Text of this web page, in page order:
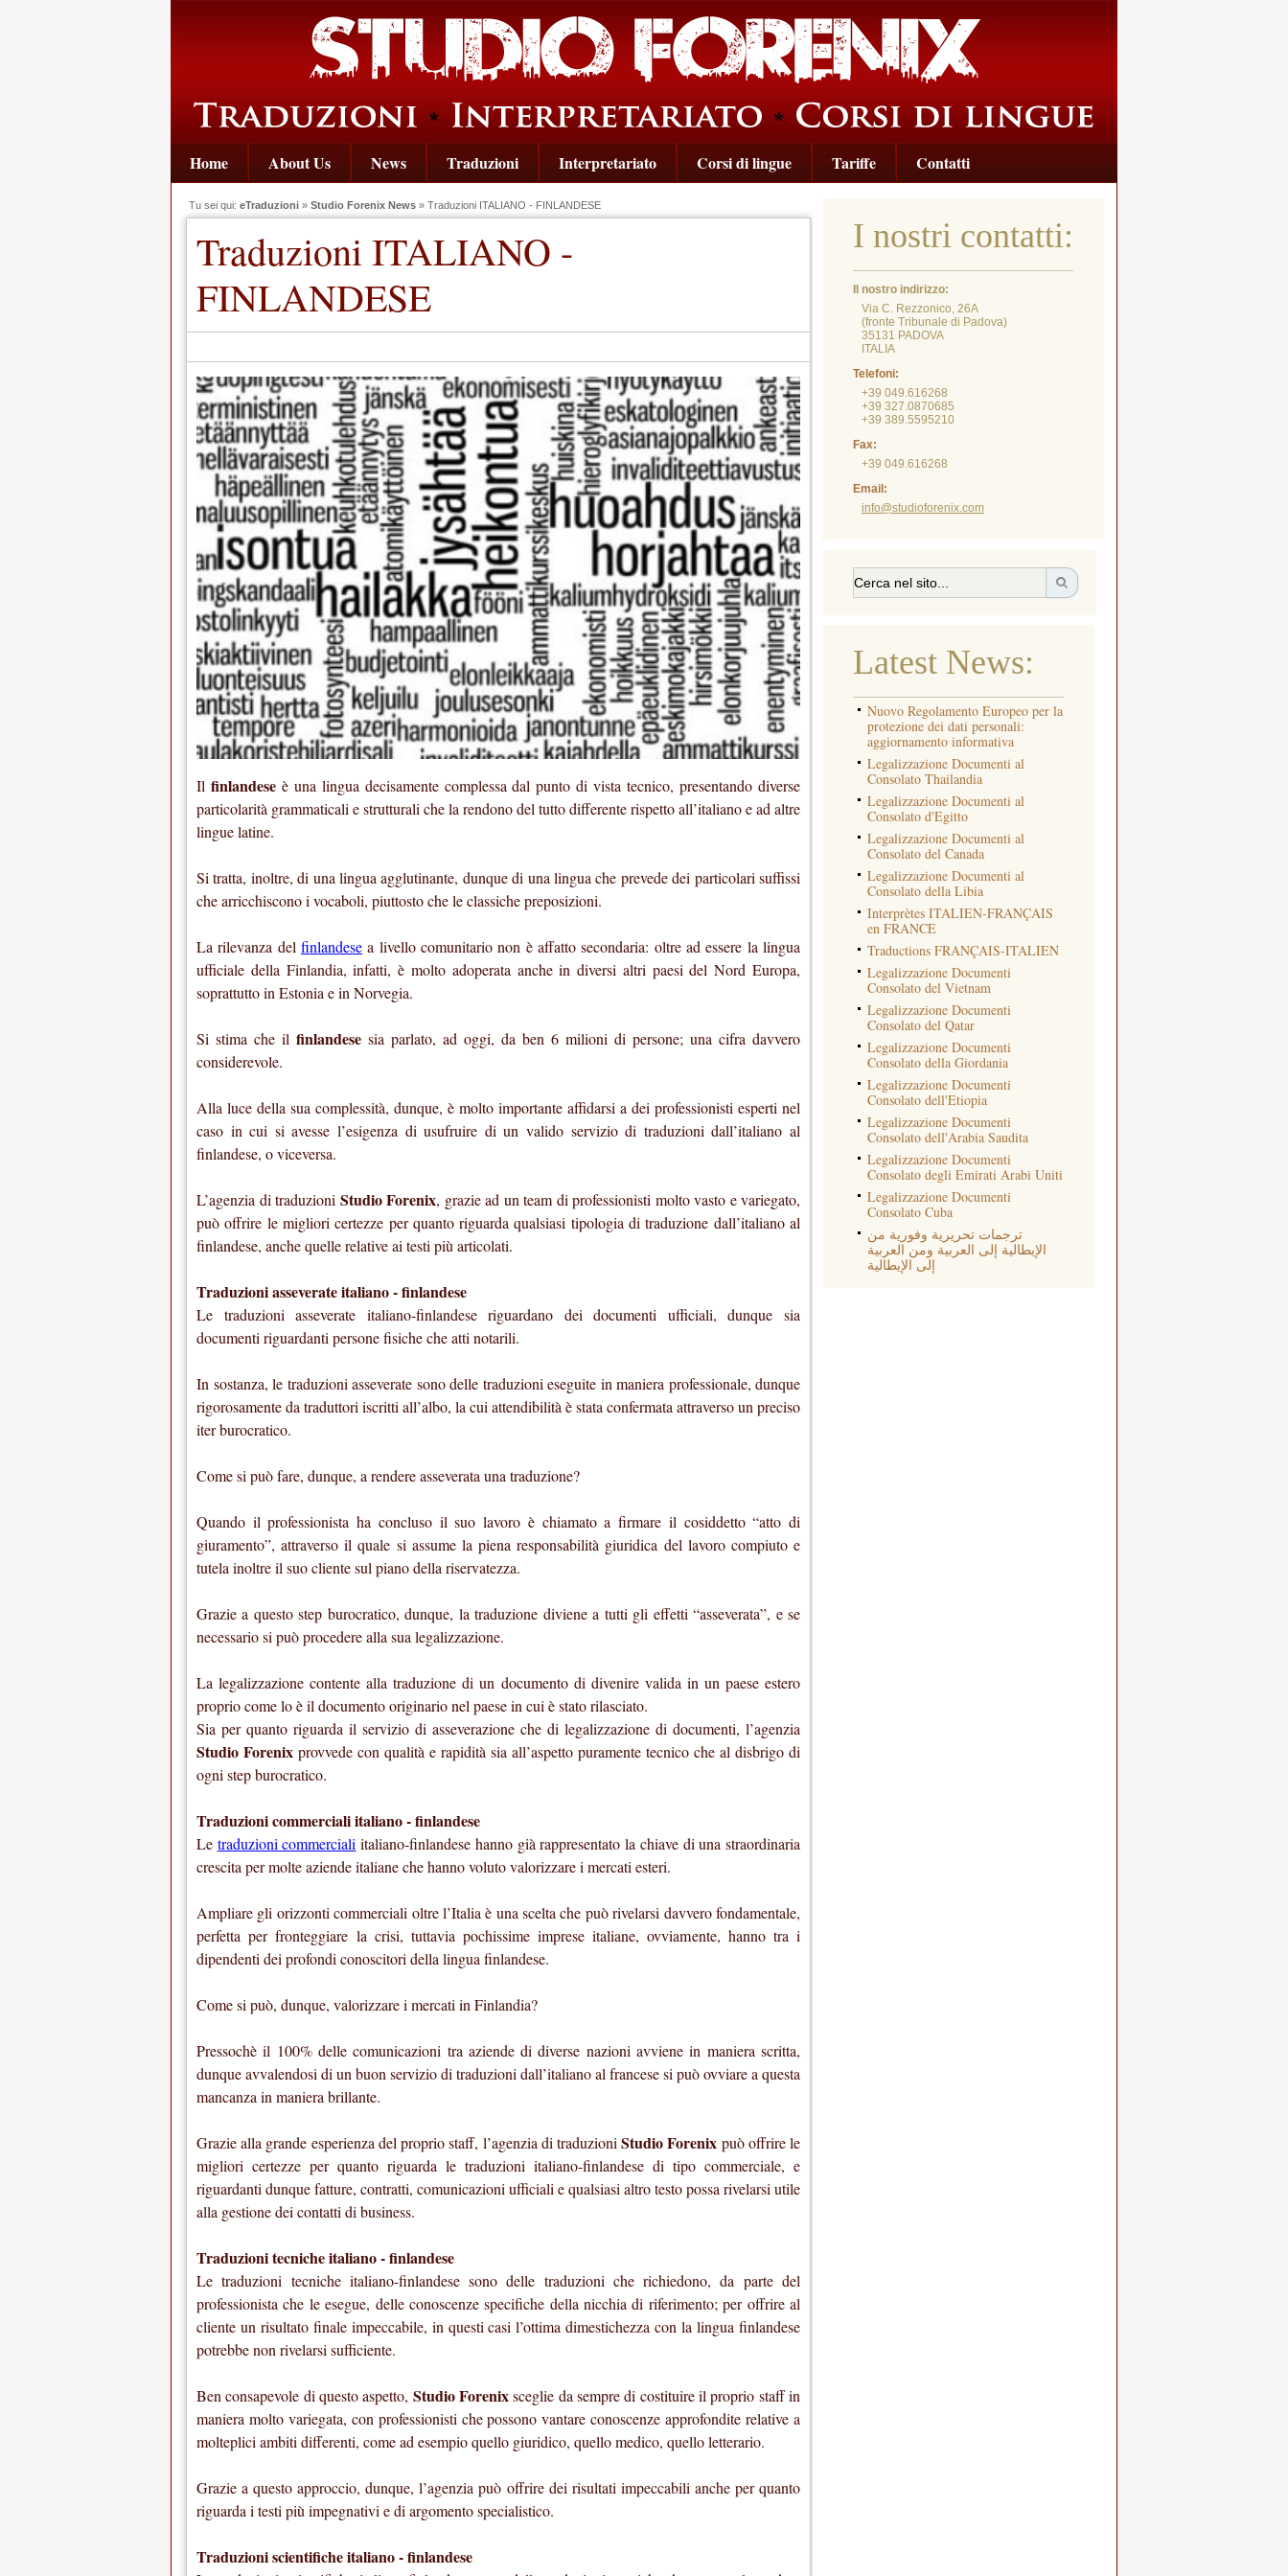
Home About Us News Traduzioni Interpretariato Corsi di lingue Tariffe Contatti
Tu sei qui: eTraduzioni » Studio Forenix News » Traduzioni ITALIANO - FINLANDESE
Traduzioni ITALIANO -
FINLANDESE
Il finlandeseè una lingua decisamente complessa dal punto di vista tecnico, presentando diverse
particolarità grammaticali e strutturali che la rendono del tutto differente rispetto all’italiano e ad altre
lingue latine.
Si tratta, inoltre, di una lingua agglutinante, dunque di una lingua che prevede dei particolari suffissi
che arricchiscono i vocaboli, piuttosto che le classiche preposizioni.
La rilevanza del finlandese a livello comunitario non è affatto secondaria: oltre ad essere la lingua
ufficiale della Finlandia, infatti, è molto adoperata anche in diversi altri paesi del Nord Europa,
soprattutto in Estonia e in Norvegia.
Si stima che il finlandese sia parlato, ad oggi, da ben 6 milioni di persone; una cifra davvero
considerevole.
Alla luce della sua complessità, dunque, è molto importante affidarsi a dei professionisti esperti nel
caso in cui si avesse l’esigenza di usufruire di un valido servizio di traduzioni dall’italiano al
finlandese, o viceversa.
L’agenzia di traduzioni Studio Forenix, grazie ad un team di professionisti molto vasto e variegato,
può offrire le migliori certezze per quanto riguarda qualsiasi tipologia di traduzione dall’italiano al
finlandese, anche quelle relative ai testi più articolati.
Traduzioni asseverate italiano - finlandese
Le traduzioni asseverate italiano-finlandese riguardano dei documenti ufficiali, dunque sia
documenti riguardanti persone fisiche che atti notarili.
In sostanza, le traduzioni asseverate sono delle traduzioni eseguite in maniera professionale, dunque
rigorosamente da traduttori iscritti all’albo, la cui attendibilità è stata confermata attraverso un preciso
iter burocratico.
Come si può fare, dunque, a rendere asseverata una traduzione?
Quando il professionista ha concluso il suo lavoro è chiamato a firmare il cosiddetto “atto di
giuramento”, attraverso il quale si assume la piena responsabilità giuridica del lavoro compiuto e
tutela inoltre il suo cliente sul piano della riservatezza.
Grazie a questo step burocratico, dunque, la traduzione diviene a tutti gli effetti “asseverata”, e se
necessario si può procedere alla sua legalizzazione.
La legalizzazione contente alla traduzione di un documento di divenire valida in un paese estero
proprio come lo è il documento originario nel paese in cui è stato rilasciato.
Sia per quanto riguarda il servizio di asseverazione che di legalizzazione di documenti, l’agenzia
Studio Forenix provvede con qualità e rapidità sia all’aspetto puramente tecnico che al disbrigo di
ogni step burocratico.
Traduzioni commerciali italiano - finlandese
Le traduzioni commerciali italiano-finlandese hanno già rappresentato la chiave di una straordinaria
crescita per molte aziende italiane che hanno voluto valorizzare i mercati esteri.
Ampliare gli orizzonti commerciali oltre l’Italia è una scelta che può rivelarsi davvero fondamentale,
perfetta per fronteggiare la crisi, tuttavia pochissime imprese italiane, ovviamente, hanno tra i
dipendenti dei profondi conoscitori della lingua finlandese.
Come si può, dunque, valorizzare i mercati in Finlandia?
Pressochè il 100% delle comunicazioni tra aziende di diverse nazioni avviene in maniera scritta,
dunque avvalendosi di un buon servizio di traduzioni dall’italiano al francese si può ovviare a questa
mancanza in maniera brillante.
Grazie alla grande esperienza del proprio staff, l’agenzia di traduzioniStudio Forenix può offrire le
migliori certezze per quanto riguarda le traduzioni italiano-finlandese di tipo commerciale, e
riguardanti dunque fatture, contratti, comunicazioni ufficiali e qualsiasi altro testo possa rivelarsi utile
alla gestione dei contatti di business.
Traduzioni tecniche italiano - finlandese
Le traduzioni tecniche italiano-finlandese sono delle traduzioni che richiedono, da parte del
professionista che le esegue, delle conoscenze specifiche della nicchia di riferimento; per offrire al
cliente un risultato finale impeccabile, in questi casi l’ottima dimestichezza con la lingua finlandese
potrebbe non rivelarsi sufficiente.
Ben consapevole di questo aspetto, Studio Forenixsceglie da sempre di costituire il proprio staff in
maniera molto variegata, con professionisti che possono vantare conoscenze approfondite relative a
molteplici ambiti differenti, come ad esempio quello giuridico, quello medico, quello letterario.
Grazie a questo approccio, dunque, l’agenzia può offrire dei risultati impeccabili anche per quanto
riguarda i testi più impegnativi e di argomento specialistico.
Traduzioni scientifiche italiano - finlandese
I nostri contatti:
Il nostro indirizzo:
Via C. Rezzonico, 26A
(fronte Tribunale di Padova)
35131 PADOVA
ITALIA
Telefoni:
+39 049.616268
+39 327.0870685
+39 389.5595210
Fax:
+39 049.616268
Email:
info@studioforenix.com
Latest News:
Nuovo Regolamento Europeo per la
protezione dei dati personali:
aggiornamento informativa
Legalizzazione Documenti al
Consolato Thailandia
Legalizzazione Documenti al
Consolato d'Egitto
Legalizzazione Documenti al
Consolato del Canada
Legalizzazione Documenti al
Consolato della Libia
Interprètes ITALIEN-FRANÇAIS
en FRANCE
Traductions FRANÇAIS-ITALIEN
Legalizzazione Documenti
Consolato del Vietnam
Legalizzazione Documenti
Consolato del Qatar
Legalizzazione Documenti
Consolato della Giordania
Legalizzazione Documenti
Consolato dell'Etiopia
Legalizzazione Documenti
Consolato dell'Arabia Saudita
Legalizzazione Documenti
Consolato degli Emirati Arabi Uniti
Legalizzazione Documenti
Consolato Cuba
ترجمات تحريرية وفورية من
الإيطالية إلى العربية ومن العربية
إلى الإيطالية